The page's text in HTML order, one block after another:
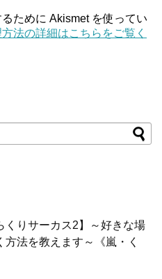
ために Akismet を使ってい
法の詳細はこちらをご覧く
くりサーカス2】～好きな場
方法を教えます～《嵐・く